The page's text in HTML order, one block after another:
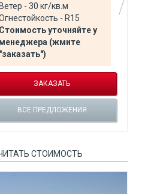
Ветер - 30 кг/кв.м
- R15
Стоимость уточняйте у
менеджера (жмите
"заказать")
ЗАКАЗАТЬ
ВСЕ ПРЕДЛОЖЕНИЯ
СТОИМОСТЬ